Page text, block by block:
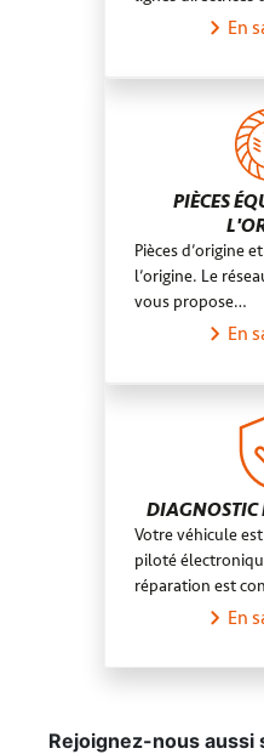
En
PIÈCES
Pièces d’origine
l’origine. Le
vous propose…
En
DIAGNOSTIC
Votre véhicule
piloté
réparation est
En
Rejoignez-nous aussi